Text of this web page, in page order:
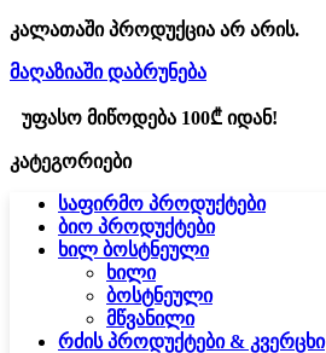
კალათაში პროდუქცია არ არის.
მაღაზიაში დაბრუნება
უფასო მიწოდება 100₾ იდან!
კატეგორიები
საფირმო პროდუქტები
ბიო პროდუქტები
ხილ ბოსტნეული
ხილი
ბოსტნეული
მწვანილი
რძის პროდუქტები & კვერცხი